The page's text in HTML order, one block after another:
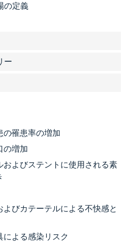
の定義
ー
の罹患率の増加
の増加
およびステントに使用される素
よびカテーテルによる不快感と
による感染リスク